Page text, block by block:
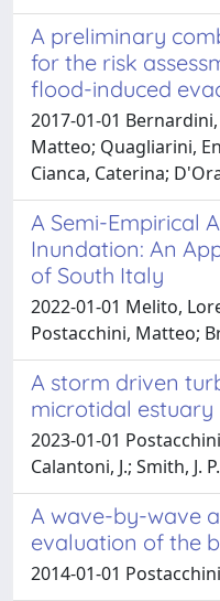
A preliminary
for the risk
flood-induced
2017-01-01
Matteo; Quagliarini,
Cianca, Caterina;
A Semi-Empirical
Inundation: An
of South Italy
2022-01-01 Melito,
Postacchini, Matteo;
A storm driven
microtidal estuary
2023-01-01
Calantoni, J.; Smith, J.
A wave-by-wave
evaluation of the
2014-01-01